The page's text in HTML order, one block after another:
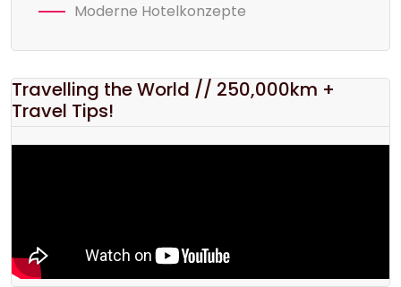
Moderne Hotelkonzepte
Travelling the World // 250,000km +
Travel Tips!